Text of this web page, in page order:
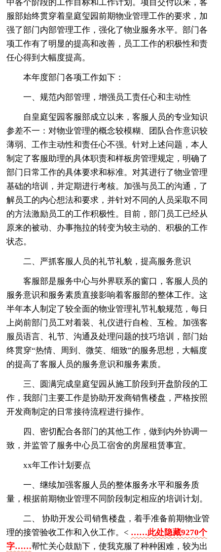
中各个阶段的工作目标和工作计划。项目交付以来，客
服部始终贯穿着皇庭玺园前期物业管理工作的要求，加
强了部门内部管理工作，强化了物业服务水平。部门各
项工作有了明显的提高和改善，员工工作的积极性和责
任心得到大幅度提高。
本年度部门各项工作如下：
一、规范内部管理，增强员工责任心和主动性
自皇庭玺园客服部成立以来，客服人员的专业知识
参差不一：对物业管理的概念较模糊、团队合作意识较
薄弱、工作主动性和责任心不强。针对上述问题，本人
制定了客服助理的具体职责和样板房管理规定，明确了
部门日常工作的具体要求和标准。对其进行了物业管理
基础的培训，并定期进行考核。加强与员工的沟通，了
解员工的内心想法和要求，并针对不同的人员采取不同
的方法激励员工的工作积极性。目前，部门员工已经从
原来的被动、办事拖拉的转变为较主动的、积极的工作
状态。
二、严抓客服人员的礼节礼貌，提高服务意识
客服部是服务中心与外界联系的窗口，客服人员的
服务意识和服务素质直接影响着客服部的整体工作。这
半年本人制定了较全面的物业管理礼节礼貌规范，每日
上岗前部门员工对着装、礼仪进行自检、互检。加强客
服员语言、礼节、沟通及处理问题的技巧培训，部门始
终贯穿“热情、周到、微笑、细致”的服务思想，大幅度
的提高了客服人员的服务意识和服务素质。
三、圆满完成皇庭玺园从施工阶段到开盘阶段的工
作，我部门主要工作是协助开发商销售楼盘，严格按照
开发商制定的日常接待流程进行操作。
四、密切配合各部门的其他工作，做到内外协调一
致，并监管了服务中心员工宿舍的房屋租赁事宜。
xx年工作计划要点
一、继续加强客服人员的整体服务水平和服务质
量，根据前期物业管理不同阶段制定相应的培训计划。
二、 协助开发公司销售楼盘，着手准备前期物业管
理的接管验收工作和入伙工作。< ……此处隐藏9270个
字……帮忙关心鼓励下，使我克服了种种困难，较为出